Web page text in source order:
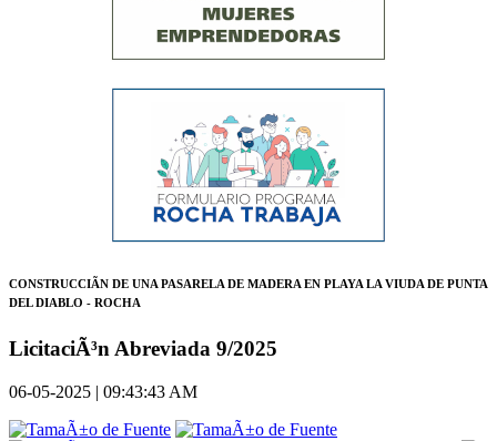
CONSTRUCCIÃN DE UNA PASARELA DE MADERA EN PLAYA LA VIUDA DE PUNTA
DEL DIABLO - ROCHA
LicitaciÃ³n Abreviada 9/2025
06-05-2025 | 09:43:43 AM